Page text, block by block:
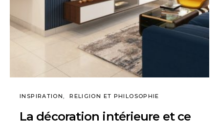
INSPIRATION RELIGION ET PHILOSOPHIE
La décoration intérieure et ce